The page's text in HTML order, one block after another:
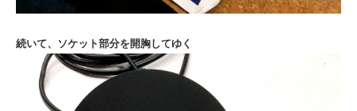
続いて、ソケット部分を開胸してゆく